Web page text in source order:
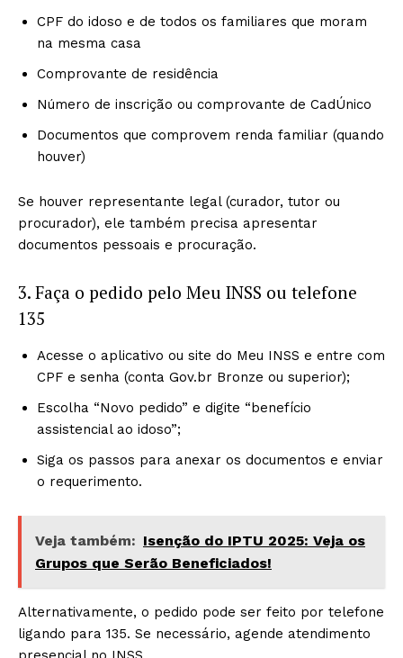
CPF do idoso e de todos os familiares que moram
na mesma casa
Comprovante de residência
Número de inscrição ou comprovante de CadÚnico
Documentos que comprovem renda familiar (quando
houver)
Se houver representante legal (curador, tutor ou
procurador), ele também precisa apresentar
documentos pessoais e procuração.
3. Faça o pedido pelo Meu INSS ou telefone
135
Acesse o aplicativo ou site do Meu INSS e entre com
CPF e senha (conta Gov.br Bronze ou superior);
Escolha “Novo pedido” e digite “benefício
assistencial ao idoso”;
Siga os passos para anexar os documentos e enviar
o requerimento.
Veja também: Isenção do IPTU 2025: Veja os
Grupos que Serão Beneficiados!
Alternativamente, o pedido pode ser feito por telefone
ligando para 135. Se necessário, agende atendimento